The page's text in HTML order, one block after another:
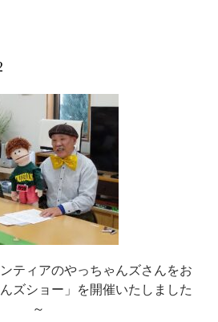
ティアのやっちゃんズさんをお
ズショー」を開催いたしました
～